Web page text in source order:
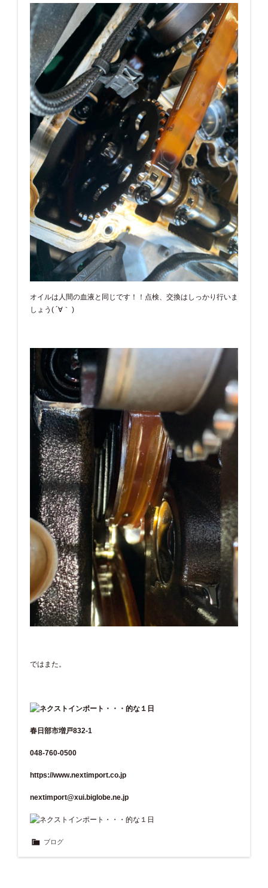
オイルは人間の血液と同じです！！点検、交換はしっかり行いま
しょう( ´∀｀ )
ではまた。
春日部市増戸832-1
048-760-0500
https://www.nextimport.co.jp
nextimport@xui.biglobe.ne.jp
ブログ